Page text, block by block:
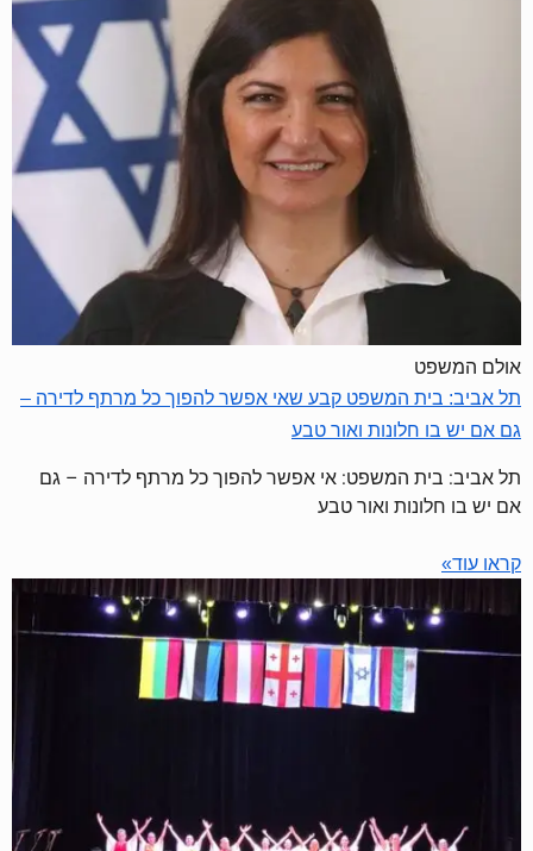
אולם המשפט
תל אביב: בית המשפט קבע שאי אפשר להפוך כל מרתף לדירה –
גם אם יש בו חלונות ואור טבע
תל אביב: בית המשפט: אי אפשר להפוך כל מרתף לדירה – גם
אם יש בו חלונות ואור טבע
קראו עוד»